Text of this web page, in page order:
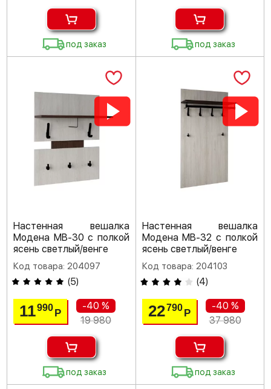
под заказ под заказ
Настенная вешалка
Модена МВ-30 с полкой
ясень светлый/венге
Код товара: 204097
(5)
11990Р
-40 %
19 980
под заказ
Настенная вешалка
Модена МВ-32 с полкой
ясень светлый/венге
Код товара: 204103
(4)
22790 Р
-40 %
37 980
под заказ